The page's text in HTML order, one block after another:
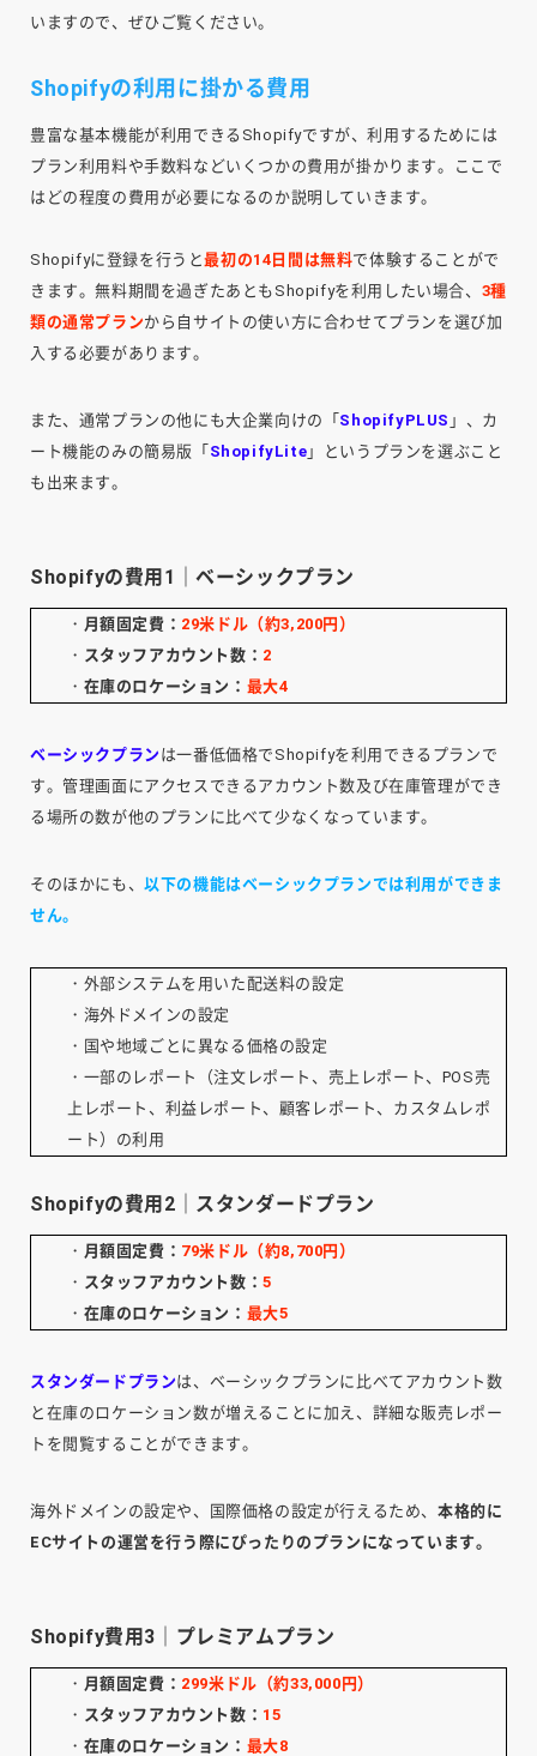
いますので、ぜひご覧ください。
Shopifyの利用に掛かる費用
豊富な基本機能が利用できるShopifyですが、利用するためには
プラン利用料や手数料などいくつかの費用が掛かります。ここで
はどの程度の費用が必要になるのか説明していきます。
Shopifyに登録を行うと最初の14日間は無料で体験することがで
きます。無料期間を過ぎたあともShopifyを利用したい場合、 3種
類の通常プランから自サイトの使い方に合わせてプランを選び加
入する必要があります。
また、通常プランの他にも大企業向けの「 ShopifyPLUS 」、カ
ート機能のみの簡易版「 ShopifyLite 」というプランを選ぶこと
も出来ます。
Shopifyの費用1｜ベーシックプラン
・ 月額固定費： 29米ドル（約3,200円）
・ スタッフアカウント数： 2
・ 在庫のロケーション： 最大4
ベーシックプラン は一番低価格でShopifyを利用できるプランで
す。管理画面にアクセスできるアカウント数及び在庫管理ができ
る場所の数が他のプランに比べて少なくなっています。
そのほかにも、以下の機能はベーシックプランでは利用ができま
せん。
・外部システムを用いた配送料の設定
・海外ドメインの設定
・国や地域ごとに異なる価格の設定
・一部のレポート（注文レポート、売上レポート、POS売
上レポート、利益レポート、顧客レポート、カスタムレポ
ート）の利用
Shopifyの費用2｜スタンダードプラン
・ 月額固定費： 79米ドル（約8,700円）
・ スタッフアカウント数：5
・ 在庫のロケーション： 最大5
スタンダードプランは、ベーシックプランに比べてアカウント数
と在庫のロケーション数が増えることに加え、詳細な販売レポー
トを閲覧することができます。
海外ドメインの設定や、国際価格の設定が行えるため、 本格的に
ECサイトの運営を行う際にぴったりのプランになっています。
Shopify費用3｜プレミアムプラン
・ 月額固定費： 299米ドル（約33,000円）
・ スタッフアカウント数： 15
・ 在庫のロケーション： 最大8